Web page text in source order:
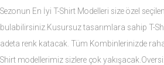
Sezonun En İyi T-Shirt Modelleri size özel
bulabilirsiniz.Kusursuz tasarımlara sahip T-
adeta renk katacak. Tüm Kombinlerinizde
Shirt modellerimiz sizlere çok